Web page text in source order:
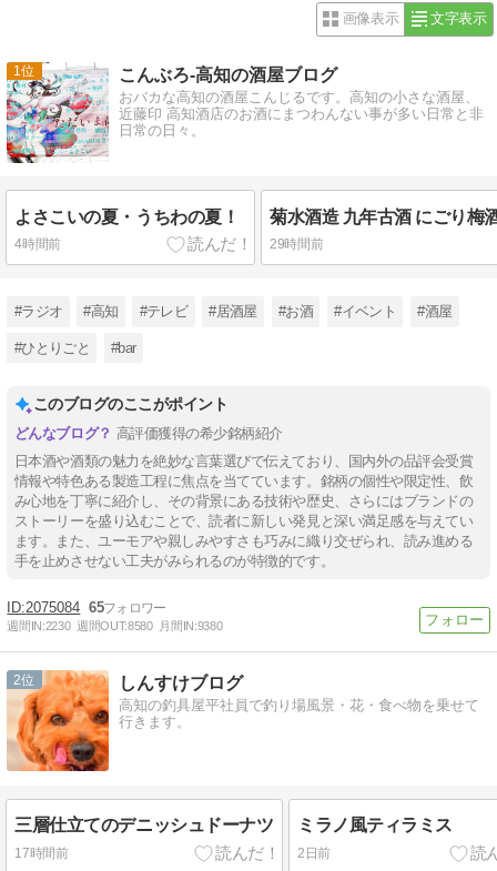
画像表示 文字表示
1 こんぶろ-高知の酒屋ブログ
おバカな高知の酒屋こんじるです。高知の小さな酒屋、
近藤印 高知酒店のお酒にまつわんない事が多い日常と非
日常の日々。
よさこいの夏・うちわの夏！
4時間前 29時間前
#ラジオ #高知 #テレビ #居酒屋 #お酒 #イベント #酒屋
#ひとりごと #bar
このブログのここがポイント
高評価獲得の希少銘柄紹介
日本酒や酒類の魅力を絶妙な言葉選びで伝えており、国内外の品評会受賞
情報や特色ある製造工程に焦点を当てています。銘柄の個性や限定性、飲
み心地を丁寧に紹介し、その背景にある技術や歴史、さらにはブランドの
ストーリーを盛り込むことで、読者に新しい発見と深い満足感を与えてい
ます。また、ユーモアや親しみやすさも巧みに織り交ぜられ、読み進める
手を止めさせない工夫がみられるのが特徴的です。
2075084 65
週間IN:2230 週間OUT:8580 月間IN:9380
2 しんすけブログ
高知の釣具屋平社員で釣り場風景・花・食べ物を乗せて
行きます。
三層仕立てのデニッシュドーナツ
17時間前
ミラノ風ティラミス
2日前